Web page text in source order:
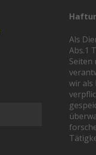
Als
Abs.1
Seiten
wir als